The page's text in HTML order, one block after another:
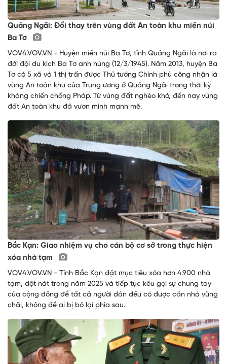
Quảng Ngãi: Đổi thay trên vùng đất An toàn khu miền núi
Ba Tơ
VOV4.VOV.VN - Huyện miền núi Ba Tơ, tỉnh Quảng Ngãi là nơi ra
đời đội du kích Ba Tơ anh hùng (12/3/1945). Năm 2013, huyện Ba
Tơ có 5 xã và 1 thị trấn được Thủ tướng Chính phủ công nhận là
vùng An toàn khu của Trung ương ở Quảng Ngãi trong thời kỳ
kháng chiến chống Pháp. Từ vùng đất nghèo khó, đến nay vùng
đất An toàn khu đã vươn mình mạnh mẽ.
Bắc Kạn: Giao nhiệm vụ cho cán bộ cơ sở trong thực hiện
xóa nhà tạm
VOV4.VOV.VN - Tỉnh Bắc Kạn đặt mục tiêu xóa hơn 4.900 nhà
tạm, dột nát trong năm 2025 và tiếp tục kêu gọi sự chung tay
của cộng đồng để tất cả người dân đều có được căn nhà vững
chãi, không để ai bị bỏ lại phía sau.